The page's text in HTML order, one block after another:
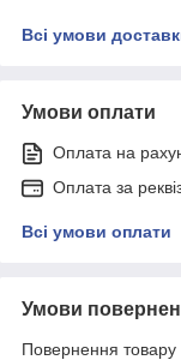
Всі умови
Умови оплати
Оплата на
Оплата за
Всі умови оплати
Умови
Повернення товару